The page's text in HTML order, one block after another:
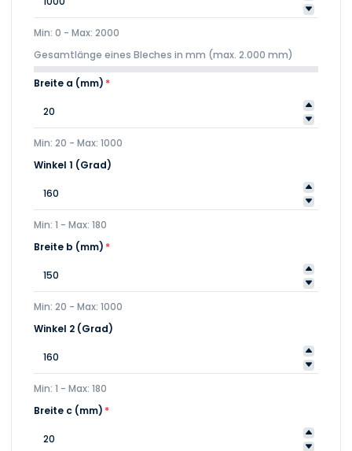
Min: 0 - Max: 2000
Gesamtlänge eines Bleches in mm (max. 2.000 mm)
Breite a (mm) *
Min: 20 - Max: 1000
Winkel 1 (Grad)
Min: 1 - Max: 180
Breite b (mm) *
Min: 20 - Max: 1000
Winkel 2 (Grad)
Min: 1 - Max: 180
Breite c (mm) *